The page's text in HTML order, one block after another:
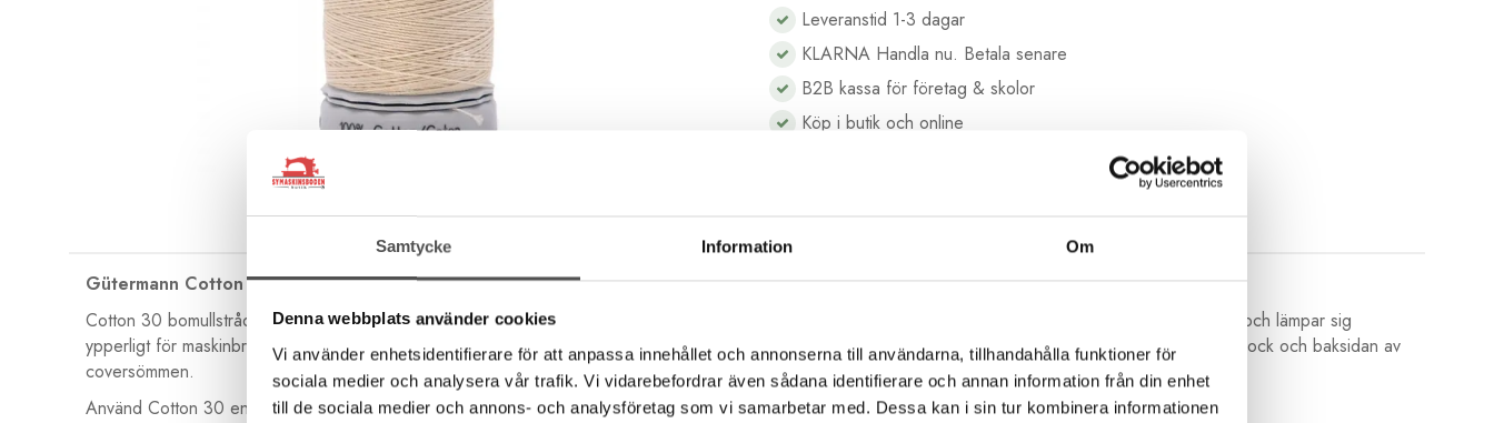
Samtycke Information Om
Denna webbplats använder cookies
Vi använder enhetsidentifierare för att anpassa innehållet och annonserna till användarna, tillhandahålla funktioner för
sociala medier och analysera vår trafik. Vi vidarebefordrar även sådana identifierare och annan information från din enhet
till de sociala medier och annons- och analysföretag som vi samarbetar med. Dessa kan i sin tur kombinera informationen
Leveranstid 1-3 dagar
KLARNA Handla nu. Betala senare
B2B kassa för företag & skolor
Köp i butik och online
Beskrivning Recensioner
Gütermann Cotton 30
Cotton 30 bomullstråd är en mjuk och följsam tråd i grovlek 30 tillverkad i finaste bomull och har en silkesaktig lyster. Cotton 30 är inte så hårt ihoptvinnad och lämpar sig
ypperligt för maskinbroderi, glesare dekorsömmar, för quilting samt även för overlockmaskin och covermaskin som gripartrådar vid dekorsömnad. T ex. Flatlock och baksidan av
coversömmen.
Använd Cotton 30 endast som övertråd. I undertråden använder du en vanlig sytråd eller en extra tunn sytråd.